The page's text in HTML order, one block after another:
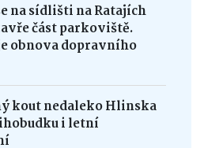
na sídlišti na Ratajích
část parkoviště.
obnova dopravního
kout nedaleko Hlinska
i letní